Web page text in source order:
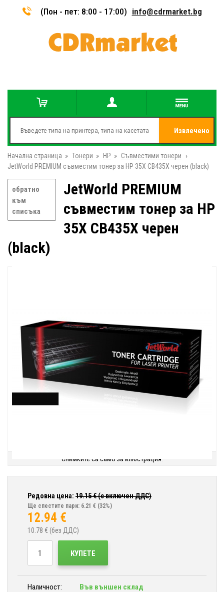
(Пон - пет: 8:00 - 17:00) info@cdrmarket.bg
Извлечено
от
Начална страница » Тонери » HP » Съвместими тонери
»
JetWorld PREMIUM съвместим тонер за HP 35X CB435X черен (black)
обратно
към
списъка
JetWorld PREMIUM
съвместим тонер за HP
35X CB435X черен
(black)
Снимките са само за илюстрация.
Редовна цена: 19.15€ (с включен ДДС)
Ще спестите пари: 6.21 € (32%)
12.94 €
10.78 € (без ДДС)
КУПЕТЕ
Наличност:
Във външен склад